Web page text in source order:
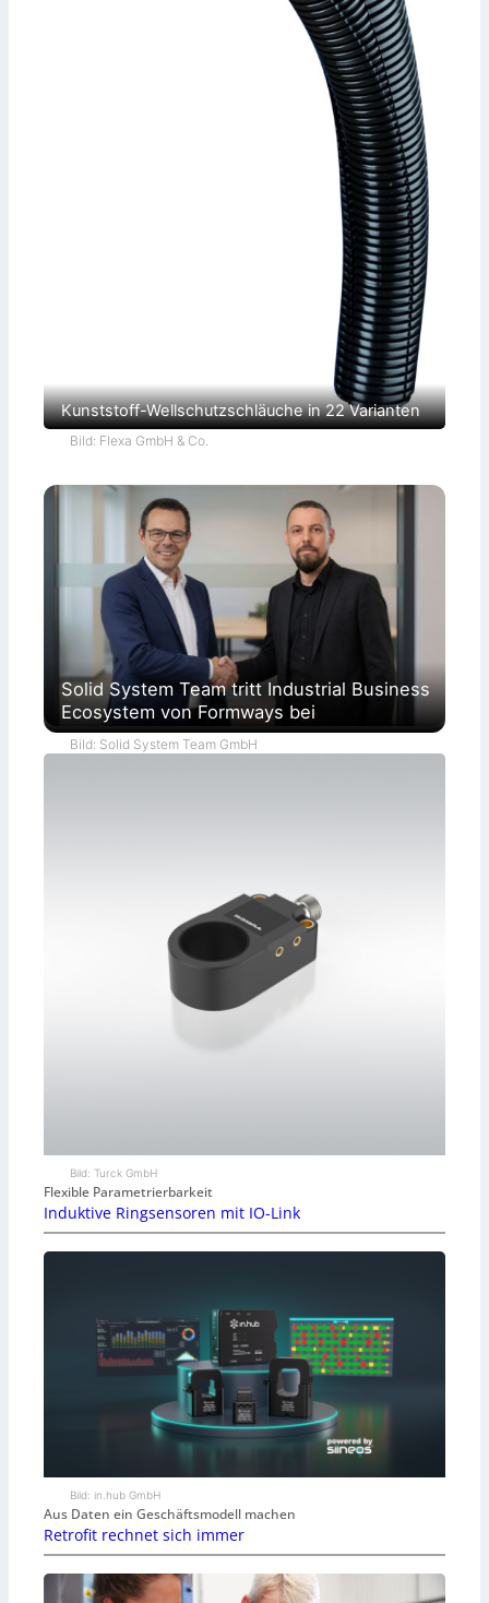
Kunststoff-Wellschutzschläuche in 22 Varianten
Bild: Flexa GmbH & Co.
Solid System Team tritt Industrial Business
Ecosystem von Formways bei
Bild: Solid System Team GmbH
Bild: Turck GmbH
Flexible Parametrierbarkeit
Induktive Ringsensoren mit IO-Link
Bild: in.hub GmbH
Aus Daten ein Geschäftsmodell machen
Retrofit rechnet sich immer